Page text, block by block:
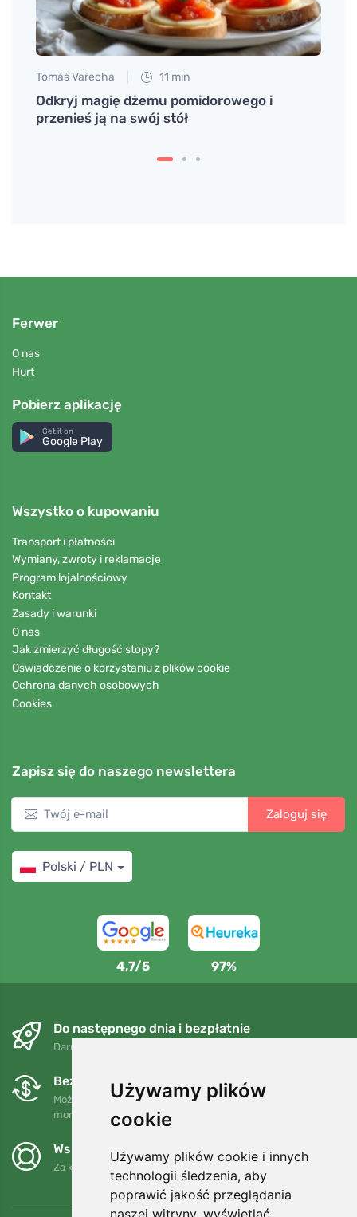
Używamy plików
cookie
Używamy plików cookie i innych
technologii śledzenia, aby
poprawić jakość przeglądania
naszej witryny, wyświetlać
Tomáš Vařecha 11 min
Odkryj magię dżemu pomidorowego i
przenieś ją na swój stół
Ferwer
O nas
Hurt
Pobierz aplikację
Get it on
Google Play
Wszystko o kupowaniu
Transport i płatności
Wymiany, zwroty i reklamacje
Program lojalnościowy
Kontakt
Zasady i warunki
O nas
Jak zmierzyć długość stopy?
Oświadczenie o korzystaniu z plików cookie
Ochrona danych osobowych
Cookies
Zapisz się do naszego newslettera
Zaloguj się
Polski / PLN
4,7/5 97%
Do następnego dnia i bezpłatnie
Darmowa wysyłka dla zamówień powyżej 250 PLN
Bezpłatne wymiany i zwroty
Możesz zwrócić lub wymienić swoje zamówienie w dowolnym
momencie w ciągu 90 dni.
Wspieramy Trees.org
Za każde zamówienie sadzimy drzewo! Czytaj więcej